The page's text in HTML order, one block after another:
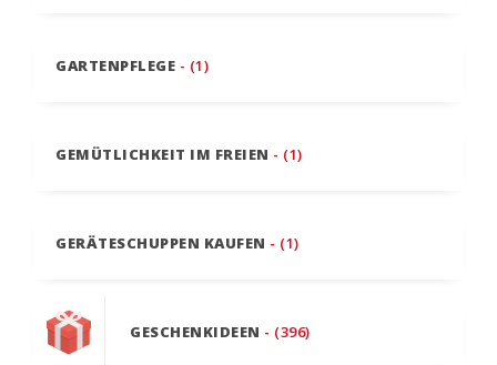
GARTENPFLEGE - (1)
GEMÜTLICHKEIT IM FREIEN - (1)
GERÄTESCHUPPEN KAUFEN - (1)
GESCHENKIDEEN - (396)